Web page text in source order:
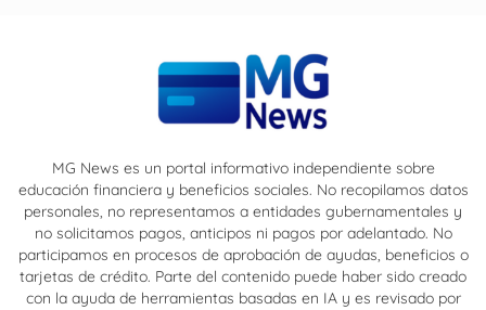
MG News es un portal informativo independiente sobre
educación financiera y beneficios sociales. No recopilamos datos
personales, no representamos a entidades gubernamentales y
no solicitamos pagos, anticipos ni pagos por adelantado. No
participamos en procesos de aprobación de ayudas, beneficios o
tarjetas de crédito. Parte del contenido puede haber sido creado
con la ayuda de herramientas basadas en IA y es revisado por